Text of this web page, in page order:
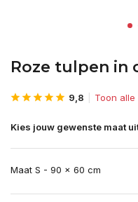
Roze tulpen in
9,8 Toon
Kies jouw gewenste maat
Maat S - 90 x 60 cm